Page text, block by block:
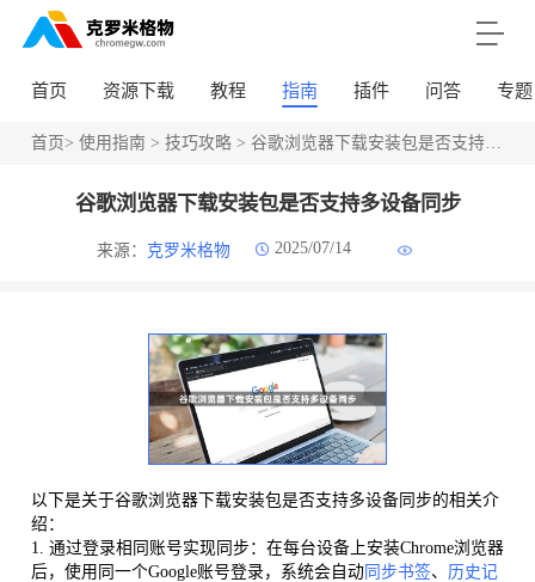
首页 资源下载 教程 指南 插件 问答 专题
首页> 使用指南 > 技巧攻略> 谷歌浏览器下载安装包是否支持多设备同步
谷歌浏览器下载安装包是否支持多设备同步
来源： 克罗米格物 2025/07/14
以下是关于谷歌浏览器下载安装包是否支持多设备同步的相关介
绍：
1. 通过登录相同账号实现同步：在每台设备上安装Chrome浏览器
后，使用同一个Google账号登录，系统会自动 同步书签、 历史记